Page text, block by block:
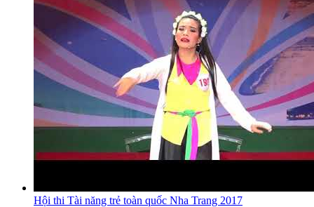
Hội thi Tài năng trẻ toàn quốc Nha Trang 2017